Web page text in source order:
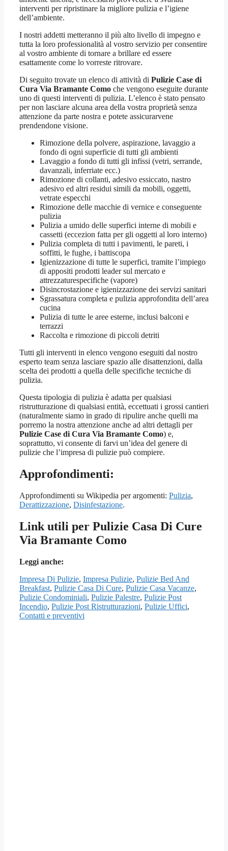
interventi per ripristinare la migliore pulizia e l’igiene
dell’ambiente.
I nostri addetti metteranno il più alto livello di impegno e
tutta la loro professionalità al vostro servizio per consentire
al vostro ambiente di tornare a brillare ed essere
esattamente come lo vorreste ritrovare.
Di seguito trovate un elenco di attività di Pulizie Case di
Cura Via Bramante Como che vengono eseguite durante
uno di questi interventi di pulizia. L’elenco è stato pensato
per non lasciare alcuna area della vostra proprietà senza
attenzione da parte nostra e potete assicurarvene
prendendone visione.
Rimozione della polvere, aspirazione, lavaggio a
fondo di ogni superficie di tutti gli ambienti
Lavaggio a fondo di tutti gli infissi (vetri, serrande,
davanzali, inferriate ecc.)
Rimozione di collanti, adesivo essiccato, nastro
adesivo ed altri residui simili da mobili, oggetti,
vetrate especchi
Rimozione delle macchie di vernice e conseguente
pulizia
Pulizia a umido delle superfici interne di mobili e
cassetti (eccezion fatta per gli oggetti al loro interno)
Pulizia completa di tutti i pavimenti, le pareti, i
soffitti, le fughe, i battiscopa
Igienizzazione di tutte le superfici, tramite l’impiego
di appositi prodotti leader sul mercato e
attrezzaturespecifiche (vapore)
Disincrostazione e igienizzazione dei servizi sanitari
Sgrassatura completa e pulizia approfondita dell’area
cucina
Pulizia di tutte le aree esterne, inclusi balconi e
terrazzi
Raccolta e rimozione di piccoli detriti
Tutti gli interventi in elenco vengono eseguiti dal nostro
esperto team senza lasciare spazio alle disattenzioni, dalla
scelta dei prodotti a quella delle specifiche tecniche di
pulizia.
Questa tipologia di pulizia è adatta per qualsiasi
ristrutturazione di qualsiasi entità, eccettuati i grossi cantieri
(naturalmente siamo in grado di ripulire anche quelli ma
porremo la nostra attenzione anche ad altri dettagli per
Pulizie Case di Cura Via Bramante Como) e,
soprattutto, vi consente di farvi un’idea del genere di
pulizie che l’impresa di pulizie può compiere.
Approfondimenti:
Approfondimenti su Wikipedia per argomenti: Pulizia,
Derattizzazione, Disinfestazione.
Link utili per Pulizie Casa Di Cure
Via Bramante Como
Leggi anche:
Impresa Di Pulizie, Impresa Pulizie, Pulizie Bed And
Breakfast, Pulizie Casa Di Cure, Pulizie Casa Vacanze,
Pulizie Condominiali, Pulizie Palestre, Pulizie Post
Incendio, Pulizie Post Ristrutturazioni, Pulizie Uffici,
Contatti e preventivi